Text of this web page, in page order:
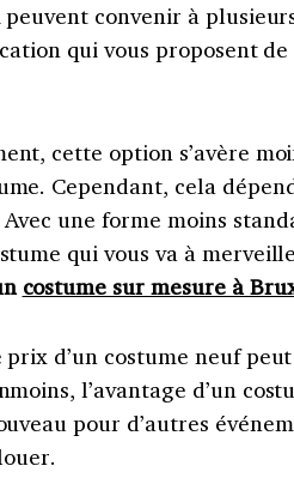
peuvent convenir à
qui vous proposent
cette option s’avère
Cependant, cela
une forme moins
qui vous va à
costume sur mesure à
prix d’un costume neuf
l’avantage d’un
pour d’autres